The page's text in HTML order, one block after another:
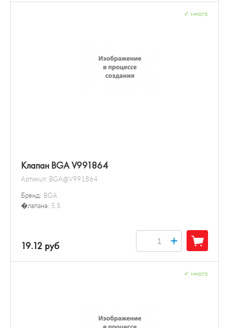
Клапан BGA V991864
Артикул: BGA@V991864
Бренд: BGA
�лапана: 5.5
много
19.12 руб +
много